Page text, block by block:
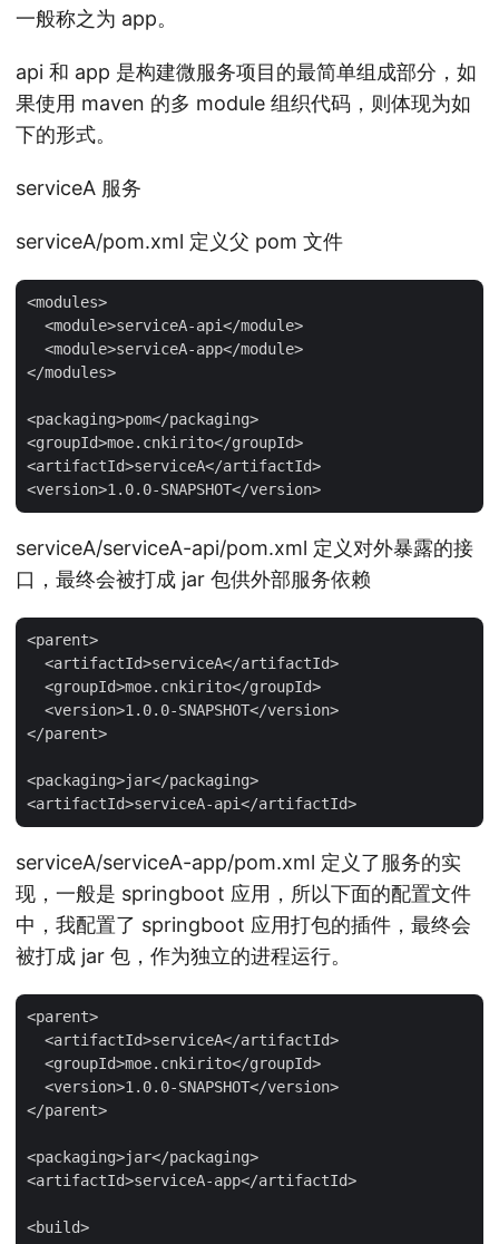
一般称之为 app。
api 和 app 是构建微服务项目的最简单组成部分，如
果使用 maven 的多 module 组织代码，则体现为如
下的形式。
serviceA 服务
serviceA/pom.xml 定义父 pom 文件
<modules>
  <module>serviceA-api</module>
  <module>serviceA-app</module>
</modules>
<packaging>pom</packaging>
<groupId>moe.cnkirito</groupId>
<artifactId>serviceA</artifactId>
serviceA/serviceA-api/pom.xml 定义对外暴露的接
口，最终会被打成 jar 包供外部服务依赖
<parent>
  <artifactId>serviceA</artifactId>
  <groupId>moe.cnkirito</groupId>
  <version>1.0.0-SNAPSHOT</version>
</parent>
<packaging>jar</packaging>
serviceA/serviceA-app/pom.xml 定义了服务的实
现，一般是 springboot 应用，所以下面的配置文件
中，我配置了 springboot 应用打包的插件，最终会
被打成 jar 包，作为独立的进程运行。
<parent>
  <artifactId>serviceA</artifactId>
  <groupId>moe.cnkirito</groupId>
  <version>1.0.0-SNAPSHOT</version>
</parent>
<packaging>jar</packaging>
<artifactId>serviceA-app</artifactId>
<build>